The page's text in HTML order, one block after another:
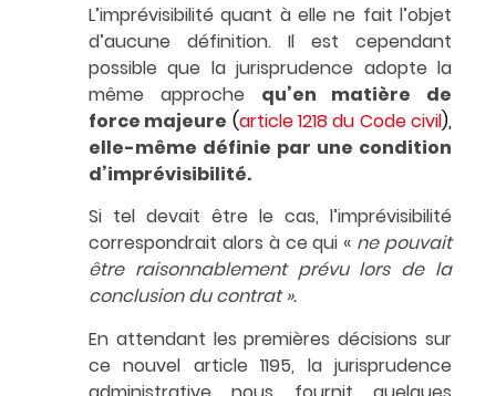
L’imprévisibilité quant à elle ne fait l’objet
d’aucune définition. Il est cependant
possible que la jurisprudence adopte la
même approche qu’en matière de
force majeure (article 1218 du Code civil),
elle-même définie par une condition
d’imprévisibilité.
Si tel devait être le cas, l’imprévisibilité
correspondrait alors à ce qui « ne pouvait
être raisonnablement prévu lors de la
conclusion du contrat ».
En attendant les premières décisions sur
ce nouvel article 1195, la jurisprudence